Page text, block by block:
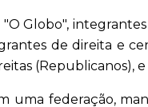
Globo",
de direita e
(Republicanos),
uma federação,